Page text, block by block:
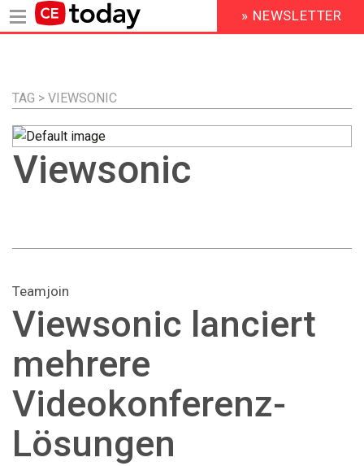
Inhalt
HEADER
MENU
» NEWSLETTER
TAG > VIEWSONIC
Viewsonic
Teamjoin
Viewsonic lanciert
mehrere
Videokonferenz-
Lösungen